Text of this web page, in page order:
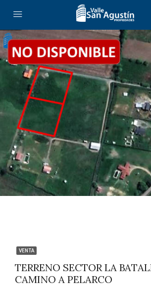
VENTA
TERRENO SECTOR LA
CAMINO A PELARCO